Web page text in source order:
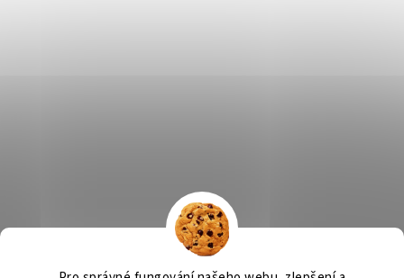
Výčepní zařízení, chlazení na pivo, chlazení piva OSMO CZ